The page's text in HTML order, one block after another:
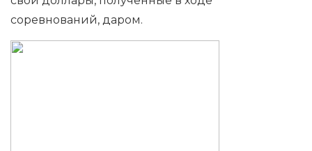
соревнований, даром.